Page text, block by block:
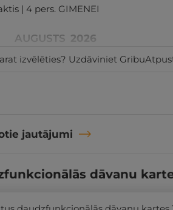
| 4 pers. GIMENEI
AUGUSTS 2026
izvēlēties? Uzdāviniet
jautājumi
dāvanu